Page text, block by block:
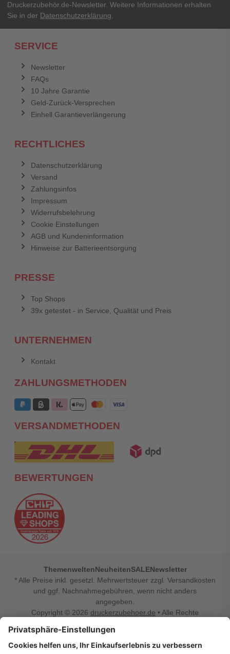
Druckerzubehör.de-Newsletter. Weitere Informationen erhalten
Sie in der Datenschutzerklärung.
SERVICE
Newsletter
FAQs
10 Jahre Garantie
Geld-Zurück-Versprechen
Einhell Garantieverlängerung
RECHTLICHES
Datenschutzerklärung
Versand
Zahlungsinfos
Impressum
Widerrufsbelehrung
Cookie Einstellungen
AGB und Kundeninformation
Hinweise zur Batterieentsorgung
PRESSE
Top Shops
39x getestet - in Service, Qualität und Preis
UNTERNEHMEN
Kontakt
ZAHLUNGSMETHODEN
VERSANDMETHODEN
BEWERTUNGEN
ThemenweltenNeuheitenSALENewsletter
* Alle Preise inkl. gesetzl. Mehrwertsteuer zzgl. Versandkosten
und ggf. Nachnahmegebühren, wenn nicht anders
angegeben.
Copyright © 2026 druckerzubehoer.de • Alle Rechte
Vertrag widerrufen
Druckerzubehoer.de – preiswerte Qualität für Ihr Office